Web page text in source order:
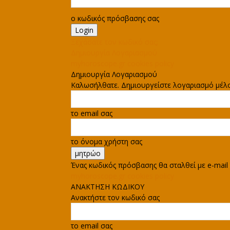
ο κωδικός πρόσβασης σας
Δημιουργία Λογαριασμού
Καλωσήλθατε. Δημιουργείστε λογαριασμό
το email σας
το όνομα χρήστη σας
Ένας κωδικός πρόσβασης θα σταλθεί με e-mail
ΑΝΑΚΤΗΣΗ ΚΩΔΙΚΟΥ
Ανακτήστε τον κωδικό σας
το email σας